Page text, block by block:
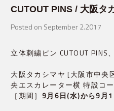
CUTOUT PINS / 大阪タ
Posted on September 2.2017
立体刺繍ピン CUTOUT PINS
大阪タカシマヤ [大阪市中
央エスカレーター横 特設コ
［期間］ 9月6日(水)から9月